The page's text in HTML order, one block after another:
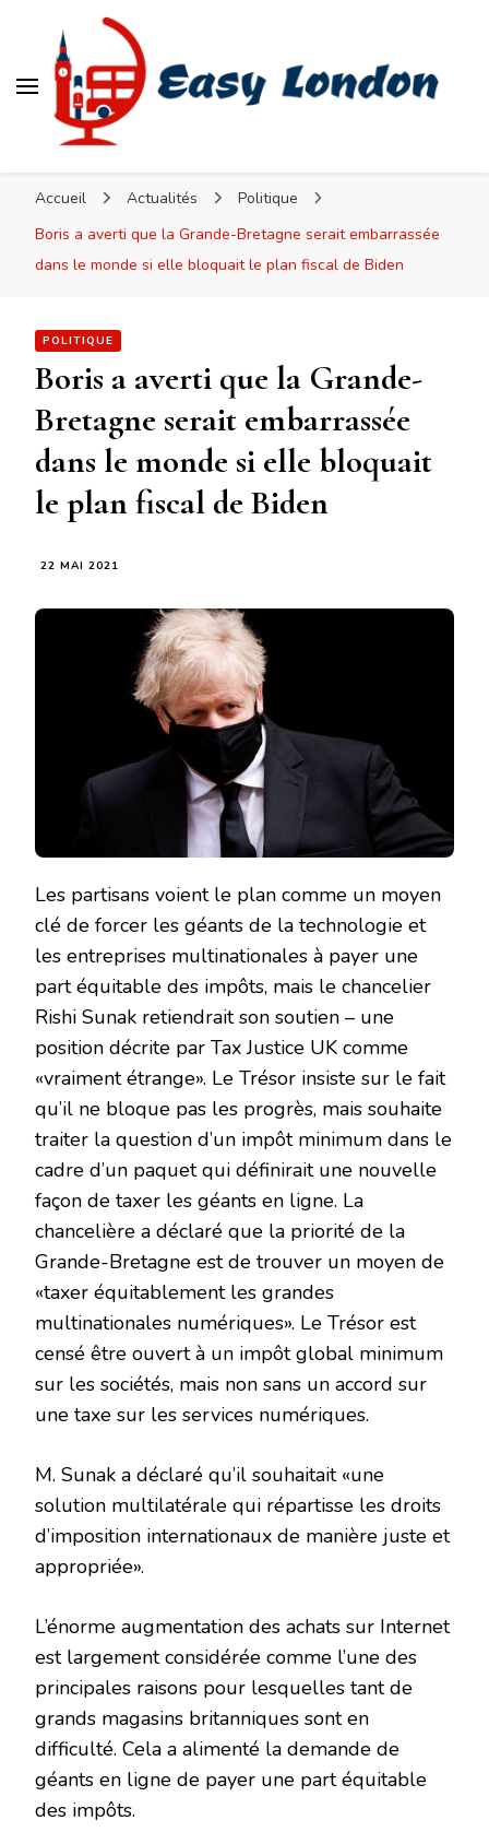
Accueil Actualités
Politique
Boris a averti que la Grande-Bretagne serait embarrassée
dans le monde si elle bloquait le plan fiscal de Biden
POLITIQUE
Boris a averti que la Grande-
Bretagne serait embarrassée
dans le monde si elle bloquait
le plan fiscal de Biden
22 MAI 2021
Les partisans voient le plan comme un moyen
clé de forcer les géants de la technologie et
les entreprises multinationales à payer une
part équitable des impôts, mais le chancelier
Rishi Sunak retiendrait son soutien – une
position décrite par Tax Justice UK comme
«vraiment étrange». Le Trésor insiste sur le fait
qu’il ne bloque pas les progrès, mais souhaite
traiter la question d’un impôt minimum dans le
cadre d’un paquet qui définirait une nouvelle
façon de taxer les géants en ligne. La
chancelière a déclaré que la priorité de la
Grande-Bretagne est de trouver un moyen de
«taxer équitablement les grandes
multinationales numériques». Le Trésor est
censé être ouvert à un impôt global minimum
sur les sociétés, mais non sans un accord sur
une taxe sur les services numériques.
M. Sunak a déclaré qu’il souhaitait «une
solution multilatérale qui répartisse les droits
d’imposition internationaux de manière juste et
appropriée».
L’énorme augmentation des achats sur Internet
est largement considérée comme l’une des
principales raisons pour lesquelles tant de
grands magasins britanniques sont en
difficulté. Cela a alimenté la demande de
géants en ligne de payer une part équitable
des impôts.